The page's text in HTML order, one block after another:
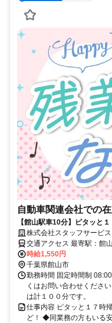
自動車関連会社での
【館山駅車10分】ピタッと
力など！ 直接雇用実績あり！
株式会社スタッフサービ
時給1,550円
千葉県館山市
勤務時間 固定時間制
くはお問い合わせくださ
は計１００分です。
仕事内容 ピタッと１７時
ど！ ◆同業務の方もいる